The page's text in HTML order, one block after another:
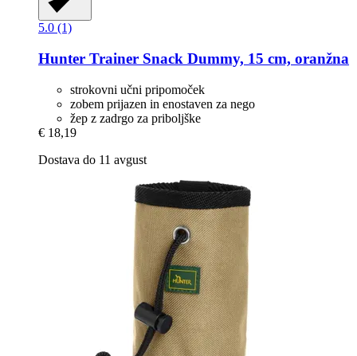
5.0 (1)
Hunter Trainer Snack Dummy, 15 cm, oranžna
strokovni učni pripomoček
zobem prijazen in enostaven za nego
žep z zadrgo za priboljške
€ 18,19
Dostava do 11 avgust